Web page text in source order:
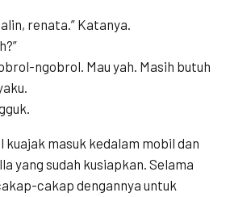
renata.” Katanya.
ngobrol. Mau yah. Masih butuh
kuajak masuk kedalam mobil dan
yang sudah kusiapkan. Selama
cakap dengannya untuk